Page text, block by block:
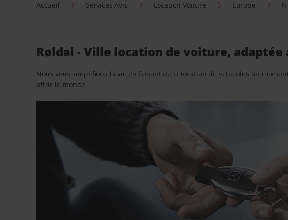
Accueil Services Avis Location Voiture Europe
Røldal - Ville location de voiture, adaptée
Nous vous simplifions la vie en faisant de la location de véhicules un
offrir le monde.